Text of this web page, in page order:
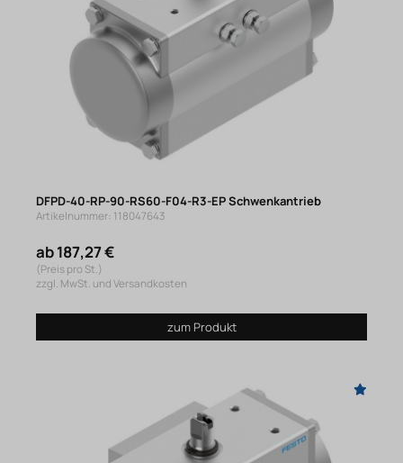
DFPD-40-RP-90-RS60-F04-R3-EP Schwenkantrieb
Artikelnummer: 118047643
ab 187,27 €
(Preis pro St.)
zzgl. MwSt. und Versandkosten
zum Produkt